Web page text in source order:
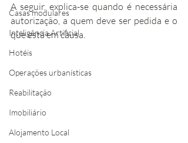
Casas modulares
Inteligência Artificial
Hotéis
Operações urbanísticas
Reabilitação
Imobiliário
Alojamento Local
A seguir, explica-se quando é necessária
autorização, a quem deve ser pedida e o
que está em causa.